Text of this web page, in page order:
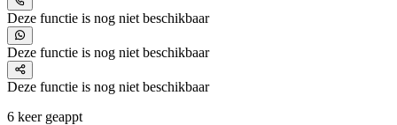
Deze functie is nog niet beschikbaar
Deze functie is nog niet beschikbaar
Deze functie is nog niet beschikbaar
6 keer geappt